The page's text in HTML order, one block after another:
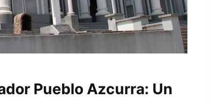
Pueblo Azcurra: Un